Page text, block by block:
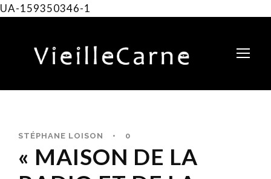
UA-159350346-1
STÉPHANE LOISON • 0
« MAISON DE LA